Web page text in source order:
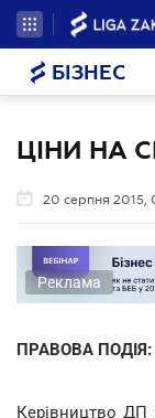
БІЗНЕС
ЦІНИ НА
20 серпня 2015,
Реклама
ПРАВОВА ПОДІЯ:
Керівництво ДП